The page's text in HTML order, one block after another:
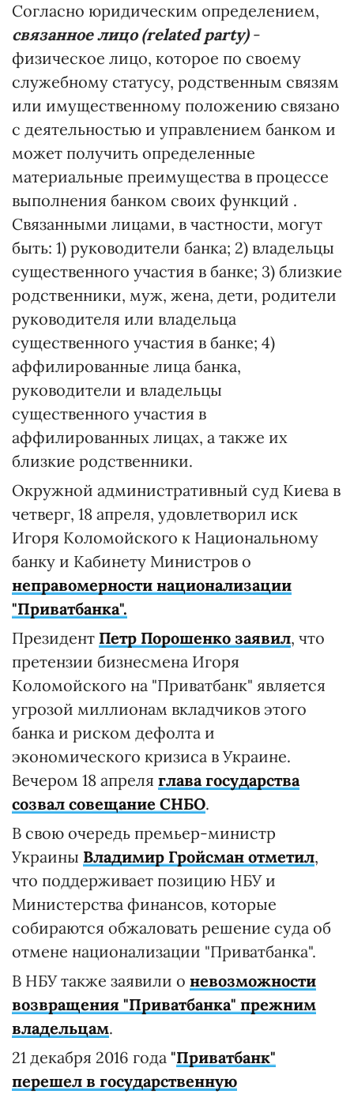
Согласно юридическим определением,
связанное лицо (related party)-
физическое лицо, которое по своему
служебному статусу, родственным связям
или имущественному положению связано
с деятельностью и управлением банком и
может получить определенные
материальные преимущества в процессе
выполнения банком своих функций .
Связанными лицами, в частности, могут
быть: 1) руководители банка; 2) владельцы
существенного участия в банке; 3) близкие
родственники, муж, жена, дети, родители
руководителя или владельца
существенного участия в банке; 4)
аффилированные лица банка,
руководители и владельцы
существенного участия в
аффилированных лицах, а также их
близкие родственники.
Окружной административный суд Киева в
четверг, 18 апреля, удовлетворил иск
Игоря Коломойского к Национальному
банку и Кабинету Министров о
неправомерности национализации
"Приватбанка".
Президент Петр Порошенко заявил, что
претензии бизнесмена Игоря
Коломойского на "Приватбанк" является
угрозой миллионам вкладчиков этого
банка и риском дефолта и
экономического кризиса в Украине.
Вечером 18 апреля глава государства
созвал совещание СНБО.
В свою очередь премьер-министр
Украины Владимир Гройсман отметил,
что поддерживает позицию НБУ и
Министерства финансов, которые
собираются обжаловать решение суда об
отмене национализации "Приватбанка".
В НБУ также заявили о невозможности
возвращения "Приватбанка" прежним
владельцам.
21 декабря 2016 года "Приватбанк"
перешел в государственную